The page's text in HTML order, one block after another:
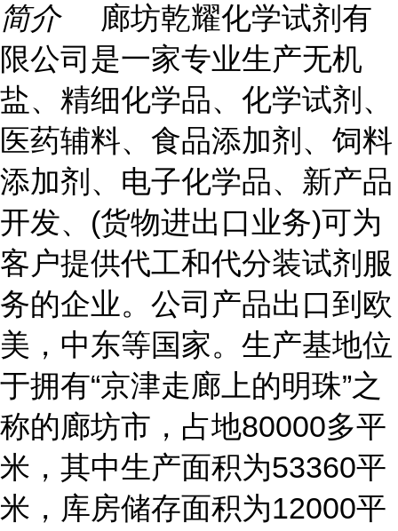
简介
廊坊乾耀化学试剂有
限公司是一家专业生产无机
盐、精细化学品、化学试剂、
医药辅料、食品添加剂、饲料
添加剂、电子化学品、新产品
开发、(货物进出口业务)可为
客户提供代工和代分装试剂服
务的企业。公司产品出口到欧
美，中东等国家。生产基地位
于拥有“京津走廊上的明珠”之
称的廊坊市，占地80000多平
米，其中生产面积为53360平
米，库房储存面积为12000平